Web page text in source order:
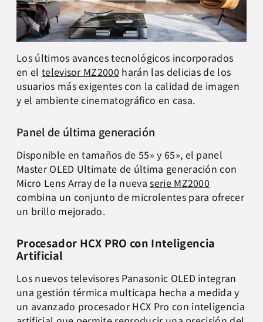
Los últimos avances tecnológicos incorporados
en el televisor MZ2000 harán las delicias de los
usuarios más exigentes con la calidad de imagen
y el ambiente cinematográfico en casa.
Panel de última generación
Disponible en tamaños de 55» y 65», el panel
Master OLED Ultimate de última generación con
Micro Lens Array de la nuevaserie MZ2000
combina un conjunto de microlentes para ofrecer
un brillo mejorado.
Procesador HCX PRO con Inteligencia
Artificial
Los nuevos televisores Panasonic OLED integran
una gestión térmica multicapa hecha a medida y
un avanzado procesador HCX Pro con inteligencia